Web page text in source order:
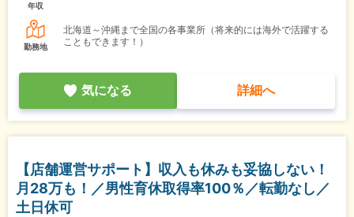
年収
勤務地
北海道～沖縄まで全国の各事業所（将来的には海外で活躍する
こともできます！）
気になる 詳細へ
【店舗運営サポート】収入も休みも妥協しない！
月28万も！／男性育休取得率100％／転勤なし／
土日休可